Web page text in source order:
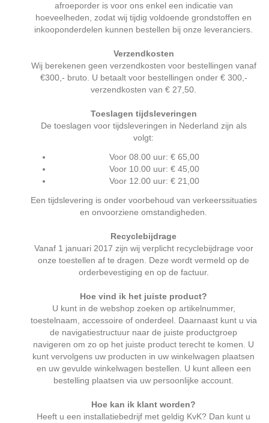
afroeporder is voor ons enkel een indicatie van
hoeveelheden, zodat wij tijdig voldoende grondstoffen en
inkooponderdelen kunnen bestellen bij onze leveranciers.
Verzendkosten
Wij berekenen geen verzendkosten voor bestellingen vanaf
€300,- bruto. U betaalt voor bestellingen onder € 300,-
verzendkosten van € 27,50.
Toeslagen tijdsleveringen
De toeslagen voor tijdsleveringen in Nederland zijn als
volgt:
Voor 08.00 uur: € 65,00
Voor 10.00 uur: € 45,00
Voor 12.00 uur: € 21,00
Een tijdslevering is onder voorbehoud van verkeerssituaties
en onvoorziene omstandigheden.
Recyclebijdrage
Vanaf 1 januari 2017 zijn wij verplicht recyclebijdrage voor
onze toestellen af te dragen. Deze wordt vermeld op de
orderbevestiging en op de factuur.
Hoe vind ik het juiste product?
U kunt in de webshop zoeken op artikelnummer,
toestelnaam, accessoire of onderdeel. Daarnaast kunt u via
de navigatiestructuur naar de juiste productgroep
navigeren om zo op het juiste product terecht te komen. U
kunt vervolgens uw producten in uw winkelwagen plaatsen
en uw gevulde winkelwagen bestellen. U kunt alleen een
bestelling plaatsen via uw persoonlijke account.
Hoe kan ik klant worden?
Heeft u een installatiebedrijf met geldig KvK? Dan kunt u